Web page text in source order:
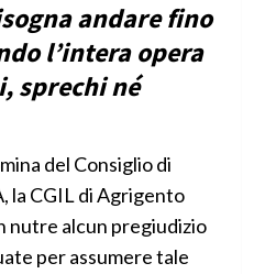
andare fino
l’intera opera
sprechi né
del Consiglio di
la CGIL di Agrigento
nutre alcun pregiudizio
per assumere tale